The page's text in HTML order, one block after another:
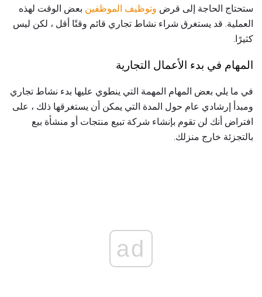
ستحتاج الحاجة إلى قرض وتوظيف الموظفين بعض الوقت لهذه
العملية. قد يستغرق شراء نشاط تجاري قائم وقتًا أقل ، لكن ليس
كثيرًا.
المهام في بدء الأعمال التجارية
في ما يلي بعض المهام المهمة التي ينطوي عليها بدء نشاط تجاري
ومبدأ إرشادي عام حول المدة التي يمكن أن يستغرقها ذلك ، على
افتراض أنك لن تقوم بإنشاء شركة تبيع منتجات أو منشأة بيع
بالتجزئة خارج منزلك.
ad